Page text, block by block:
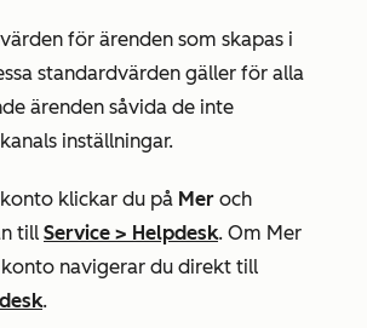
för ärenden som skapas i
standardvärden gäller för alla
ärenden såvida de inte
inställningar.
klickar du på Mer och
till Service > Helpdesk. Om Mer
navigerar du direkt till
.